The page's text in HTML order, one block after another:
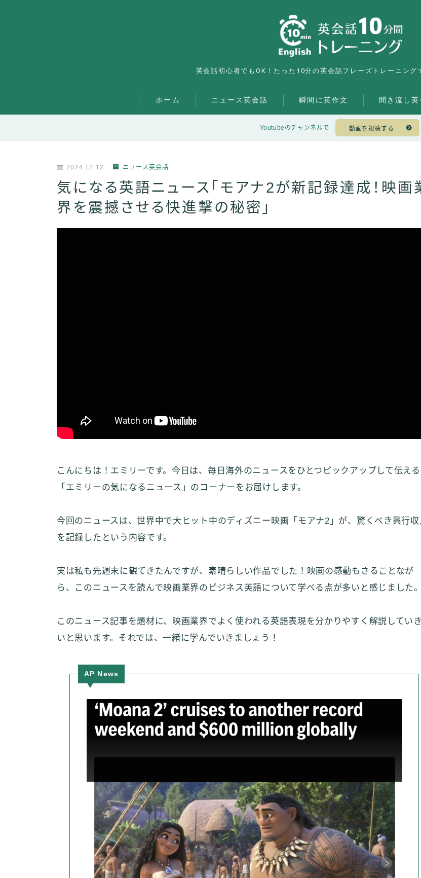
英会話初心者でもOK！たった10分の英会話フレーズトレーニング
ホーム ニュース英会話 瞬間に英作文 聞き流し英
Youtubeのチャンネルで 動画を視聴する
2024.12.12 ニュース英会話
気になる英語ニュース「モアナ2が新記録達成！映画
界を震撼させる快進撃の秘密」
こんにちは！エミリーです。今日は、毎日海外のニュースをひとつピックアップして伝える
「エミリーの気になるニュース」のコーナーをお届けします。
今回のニュースは、世界中で大ヒット中のディズニー映画「モアナ2」が、驚くべき興行収
を記録したという内容です。
実は私も先週末に観てきたんですが、素晴らしい作品でした！映画の感動もさることなが
ら、このニュースを読んで映画業界のビジネス英語について学べる点が多いと感じました。
このニュース記事を題材に、映画業界でよく使われる英語表現を分かりやすく解説してい
いと思います。それでは、一緒に学んでいきましょう！
AP News